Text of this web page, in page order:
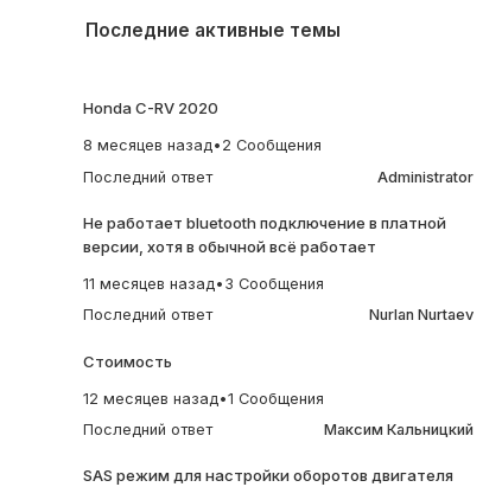
Последние активные темы
Honda C-RV 2020
8 месяцев назад• 2 Сообщения
Последний ответ
Administrator
Не работает bluetooth подключение в платной
версии, хотя в обычной всё работает
11 месяцев назад • 3 Сообщения
Последний ответ
Nurlan Nurtaev
Стоимость
12 месяцев назад •1 Сообщения
Последний ответ
Максим Кальницкий
SAS режим для настройки оборотов двигателя